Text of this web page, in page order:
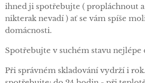
ihned ji spotřebujte ( propláchnout
nikterak nevadí ) ať se vám spíše
domácnosti.
Spotřebujte v suchém stavu nejlépe
Při správném skladování vydrží i